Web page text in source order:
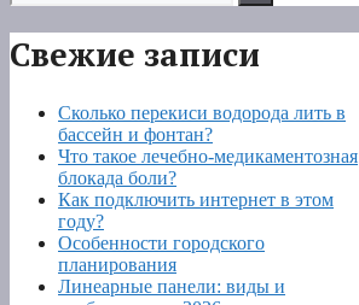
Свежие записи
Сколько перекиси водорода лить в
бассейн и фонтан?
Что такое лечебно-медикаментозная
блокада боли?
Как подключить интернет в этом
году?
Особенности городского
планирования
Линеарные панели: виды и